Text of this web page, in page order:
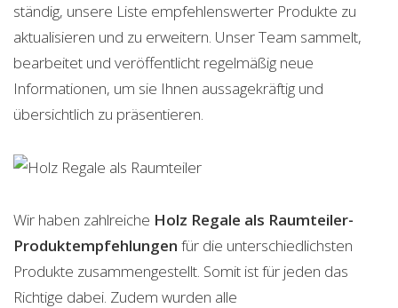
ständig, unsere Liste empfehlenswerter Produkte zu
aktualisieren und zu erweitern. Unser Team sammelt,
bearbeitet und veröffentlicht regelmäßig neue
Informationen, um sie Ihnen aussagekräftig und
übersichtlich zu präsentieren.
Wir haben zahlreiche Holz Regale als Raumteiler-
Produktempfehlungen für die unterschiedlichsten
Produkte zusammengestellt. Somit ist für jeden das
Richtige dabei. Zudem wurden alle